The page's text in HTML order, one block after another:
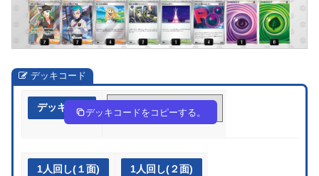
デッキコード
デッキ作成 9QinnP-zhqTGO-ggg9ig
デッキコードをコピーする。
1人回し(１面) 1人回し(２面)